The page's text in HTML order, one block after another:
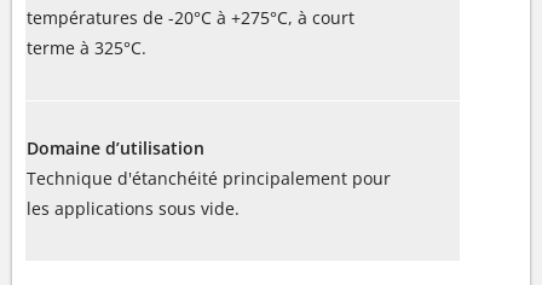
températures de -20°C à +275°C, à court
terme à 325°C.
Domaine d’utilisation
Technique d'étanchéité principalement pour
les applications sous vide.